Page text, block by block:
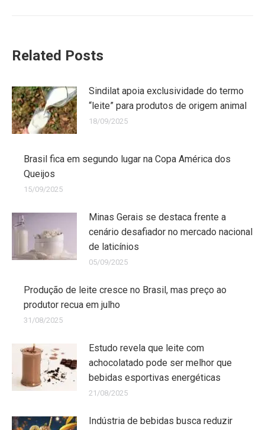
Related Posts
Sindilat apoia exclusividade do termo
“leite” para produtos de origem animal
18/09/2025
Brasil fica em segundo lugar na Copa América dos
Queijos
15/09/2025
Minas Gerais se destaca frente a
cenário desafiador no mercado nacional
de laticínios
05/09/2025
Produção de leite cresce no Brasil, mas preço ao
produtor recua em julho
31/08/2025
Estudo revela que leite com
achocolatado pode ser melhor que
bebidas esportivas energéticas
21/08/2025
Indústria de bebidas busca reduzir